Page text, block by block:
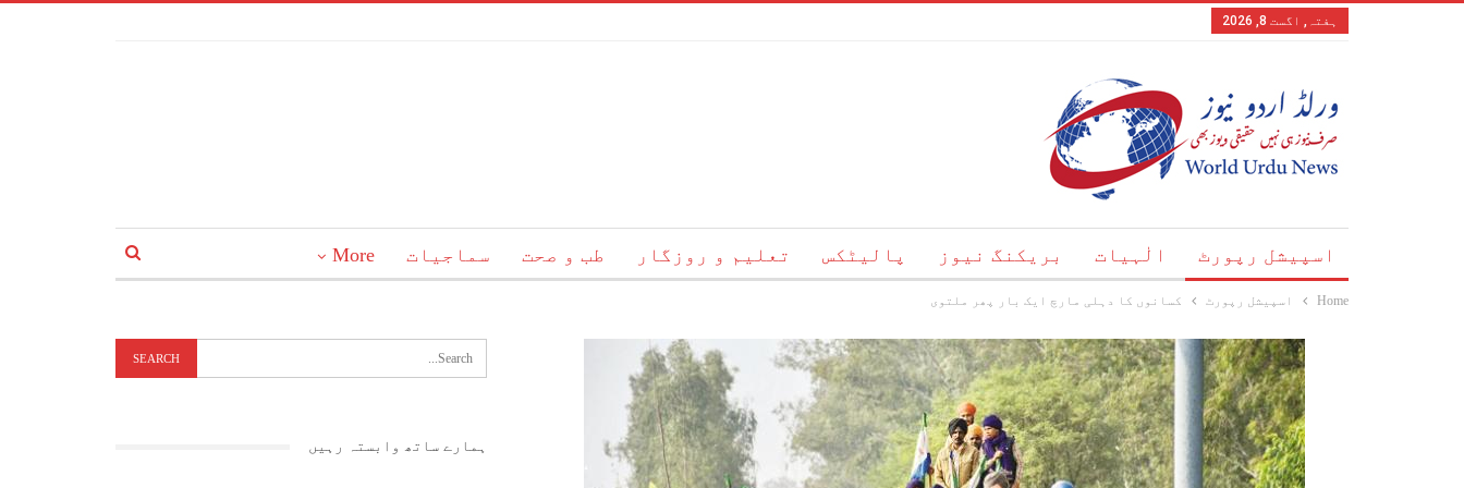
ہفتہ, اگست 8, 2026
اسپیشل رپورٹ الٰہیات بریکنگ نیوز پالیٹکس تعلیم و روزگار طب و صحت سماجیات More
Home اسپیشل رپورٹ کسانوں کا دہلی مارچ ایک بار پھر ملتوی
ہمارے ساتھ وابستہ رہیں